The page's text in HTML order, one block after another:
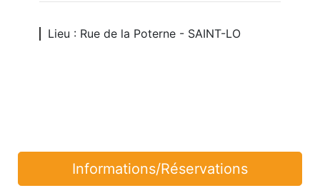
Lieu : Rue de la Poterne - SAINT-LO
Informations/Réservations